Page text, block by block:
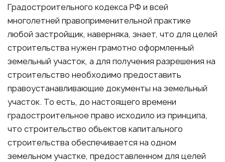
Градостроительного кодекса РФ и всей
многолетней правоприменительной практике
любой застройщик, наверняка, знает, что для целей
строительства нужен грамотно оформленный
земельный участок, а для получения разрешения на
строительство необходимо предоставить
правоустанавливающие документы на земельный
участок. То есть, до настоящего времени
градостроительное право исходило из принципа,
что строительство объектов капитального
строительства обеспечивается на одном
земельном участке, предоставленном для целей